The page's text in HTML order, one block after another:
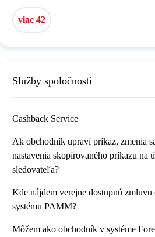
viac 42
Služby spoločnosti
Cashback Service
Ak obchodník upraví príkaz, zmenia
nastavenia skopírovaného príkazu na
sledovateľa?
Kde nájdem verejne dostupnú
systému PAMM?
Môžem ako obchodník v systéme